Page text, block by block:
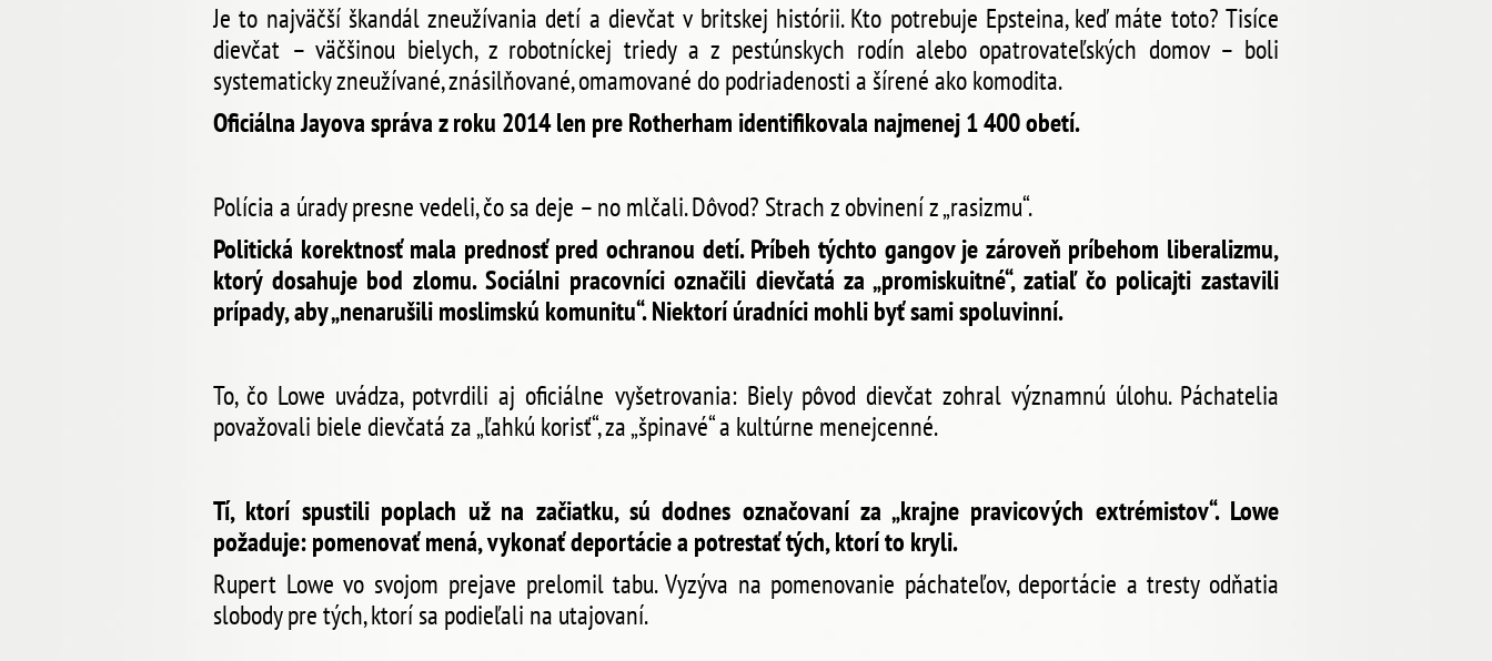
Je to najväčší škandál zneužívania detí a dievčat v britskej histórii. Kto potrebuje Epsteina, keď máte toto? Tisíce
dievčat – väčšinou bielych, z robotníckej triedy a z pestúnskych rodín alebo opatrovateľských domov – boli
systematicky zneužívané, znásilňované, omamované do podriadenosti a šírené ako komodita.
Oficiálna Jayova správa z roku 2014 len pre Rotherham identifikovala najmenej 1 400 obetí.
Polícia a úrady presne vedeli, čo sa deje – no mlčali. Dôvod? Strach z obvinení z „rasizmu“.
Politická korektnosť mala prednosť pred ochranou detí. Príbeh týchto gangov je zároveň príbehom liberalizmu,
ktorý dosahuje bod zlomu. Sociálni pracovníci označili dievčatá za „promiskuitné“, zatiaľ čo policajti zastavili
prípady, aby „nenarušili moslimskú komunitu“. Niektorí úradníci mohli byť sami spoluvinní.
To, čo Lowe uvádza, potvrdili aj oficiálne vyšetrovania: Biely pôvod dievčat zohral významnú úlohu. Páchatelia
považovali biele dievčatá za „ľahkú korisť“, za „špinavé“ a kultúrne menejcenné.
Tí, ktorí spustili poplach už na začiatku, sú dodnes označovaní za „krajne pravicových extrémistov“. Lowe
požaduje: pomenovať mená, vykonať deportácie a potrestať tých, ktorí to kryli.
Rupert Lowe vo svojom prejave prelomil tabu. Vyzýva na pomenovanie páchateľov, deportácie a tresty odňatia
slobody pre tých, ktorí sa podieľali na utajovaní.